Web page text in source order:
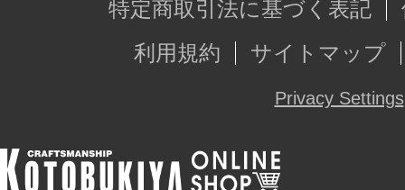
特定商取引法に基づく表記
利用規約
サイトマップ
Privacy Settings